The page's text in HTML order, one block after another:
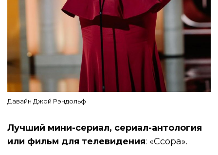
Давайн Джой Рэндольф
Лучший мини-сериал, сериал-антология
или фильм для телевидения: «Ссора».